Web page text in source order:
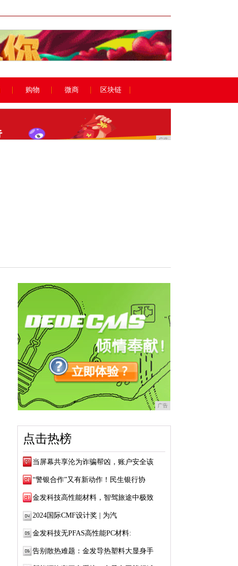
购物 微商 区块链
广告
广告
点击热榜
当屏幕共享沦为诈骗帮凶，账户安全该
“警银合作”又有新动作！民生银行协
金发科技高性能材料，智驾旅途中极致
2024国际CMF设计奖 | 为汽
金发科技无PFAS高性能PC材料:
告别散热难题：金发导热塑料大显身手